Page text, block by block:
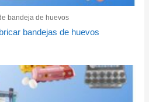
bandeja de huevos
bandejas de huevos